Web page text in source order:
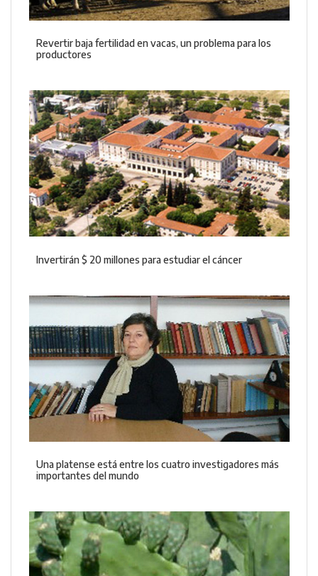
Revertir baja fertilidad en vacas, un problema para los
productores
Invertirán $ 20 millones para estudiar el cáncer
Una platense está entre los cuatro investigadores más
importantes del mundo